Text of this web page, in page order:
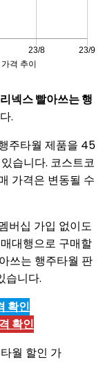
넥스 빨아쓰는 행
.
주타월 제품을 45
습니다. 코스트코
가격은 변동될 수
버십 가입 없이도
대행으로 구매할
쓰는 행주타월 판
습니다.
확인
확인